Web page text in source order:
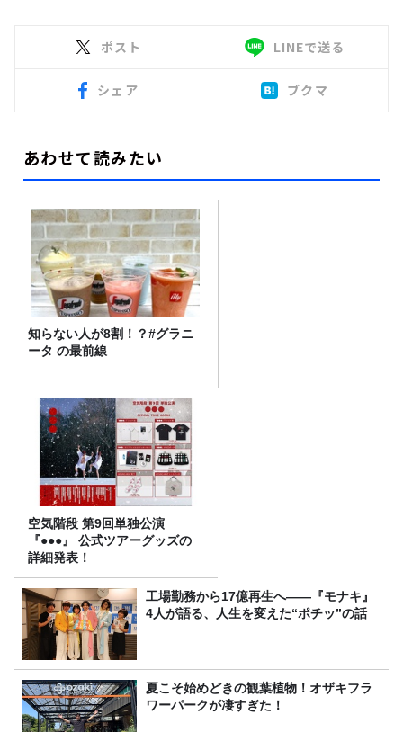
ポスト LINEで送る
シェア ブクマ
あわせて読みたい
知らない人が8割！？#グラニ
ータ の最前線
空気階段 第9回単独公演
『●●●』 公式ツアーグッズの
詳細発表！
工場勤務から17億再生へ——『モナキ』
4人が語る、人生を変えた“ポチッ”の話
夏こそ始めどきの観葉植物！オザキフラ
ワーパークが凄すぎた！